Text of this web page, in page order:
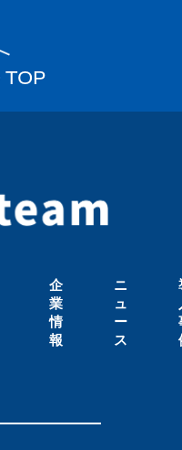
TOP
企
業
情
報
ニ
ュ
ー
ス